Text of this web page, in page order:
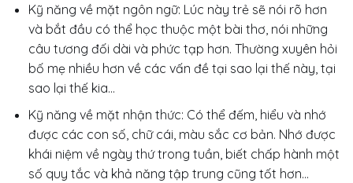
Kỹ năng về mặt ngôn ngữ: Lúc này trẻ sẽ nói rõ hơn
và bắt đầu có thể học thuộc một bài thơ, nói những
câu tương đối dài và phức tạp hơn. Thường xuyên hỏi
bố mẹ nhiều hơn về các vấn đề tại sao lại thế này, tại
sao lại thế kia…
Kỹ năng về mặt nhận thức: Có thể đếm, hiểu và nhớ
được các con số, chữ cái, màu sắc cơ bản. Nhớ được
khái niệm về ngày thứ trong tuần, biết chấp hành một
số quy tắc và khả năng tập trung cũng tốt hơn…